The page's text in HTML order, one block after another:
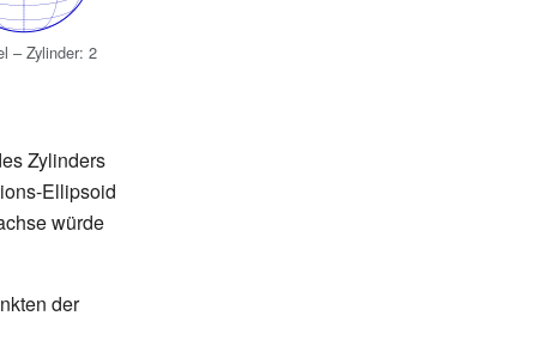
– Zylinder: 2
Zylinders
Ellipsoid
würde
der